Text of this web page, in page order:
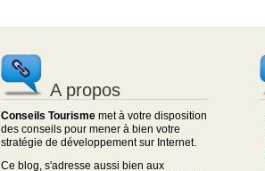
A propos
Conseils Tourismemet à votre disposition
des conseils pour mener à bien votre
stratégie de développement sur Internet.
Ce blog, s'adresse aussi bien aux